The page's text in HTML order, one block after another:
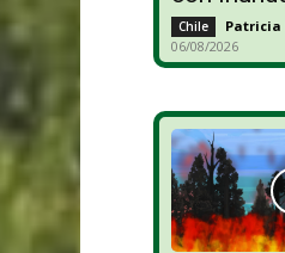
Chile Patricia
06/08/2026